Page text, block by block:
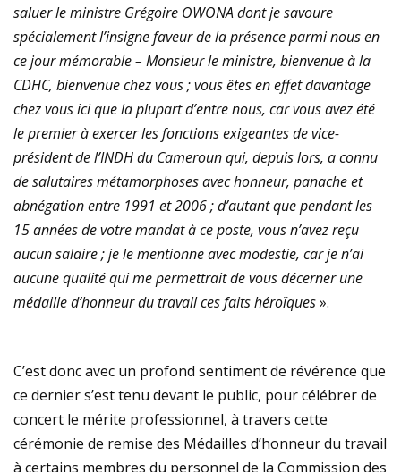
saluer le ministre Grégoire OWONA dont je savoure
spécialement l’insigne faveur de la présence parmi nous en
ce jour mémorable – Monsieur le ministre, bienvenue à la
CDHC, bienvenue chez vous ; vous êtes en effet davantage
chez vous ici que la plupart d’entre nous, car vous avez été
le premier à exercer les fonctions exigeantes de vice-
président de l’INDH du Cameroun qui, depuis lors, a connu
de salutaires métamorphoses avec honneur, panache et
abnégation entre 1991 et 2006 ; d’autant que pendant les
15 années de votre mandat à ce poste, vous n’avez reçu
aucun salaire ; je le mentionne avec modestie, car je n’ai
aucune qualité qui me permettrait de vous décerner une
médaille d’honneur du travail ces faits héroïques».
C’est donc avec un profond sentiment de révérence que
ce dernier s’est tenu devant le public, pour célébrer de
concert le mérite professionnel, à travers cette
cérémonie de remise des Médailles d’honneur du travail
à certains membres du personnel de la Commission des